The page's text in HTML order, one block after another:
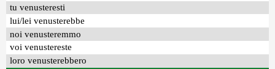
tu venusteresti
lui/lei venusterebbe
noi venusteremmo
voi venustereste
loro venusterebbero